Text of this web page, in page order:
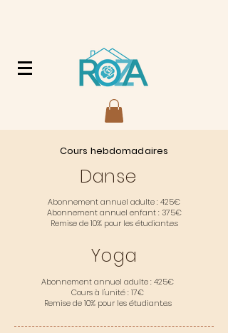
Les tarifs
Cours hebdomadaires
Danse
Abonnement annuel adulte : 425€
Abonnement annuel enfant : 375€
Remise de 10% pour les étudiant.e.s
Yoga
Abonnement annuel adulte : 425€
Cours à l'unité : 17€
Remise de 10% pour les étudiant.e.s